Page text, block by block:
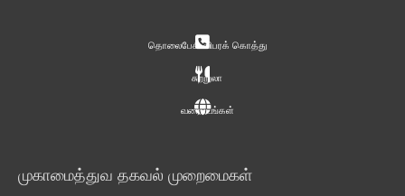
தொலைபேசி விபரக் கொத்து
சுற்றுலா
வரைபடங்கள்
முகாமைத்துவ தகவல் முறைமைகள்